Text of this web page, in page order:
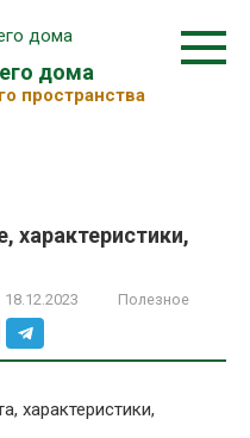
дома
пространства
характеристики,
18.12.2023 Полезное